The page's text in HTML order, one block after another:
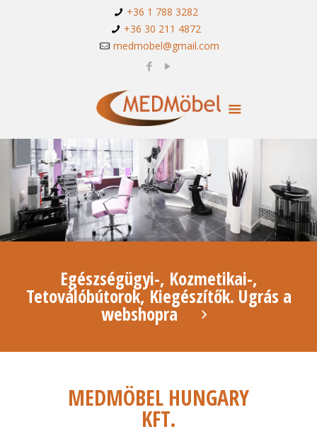
+36 1 788 3282
+36 30 211 4872
medmobel@gmail.com
Egészségügyi-, Kozmetikai-,
Tetoválóbútorok, Kiegészítők. Ugrás a
webshopra
MEDMÖBEL HUNGARY
KFT.